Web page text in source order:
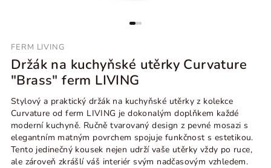
FERM LIVING
Držák na kuchyňské utěrky Curvature
"Brass" ferm LIVING
Stylový a praktický držák na kuchyňské utěrky z kolekce
Curvature od ferm LIVING je dokonalým doplňkem každé
moderní kuchyně. Ručně tvarovaný design z pevné mosazi s
elegantním matným povrchem spojuje funkčnost s estetikou.
Tento jedinečný kousek nejen udrží vaše utěrky vždy po ruce,
ale zároveň zkrášlí váš interiér svým nadčasovým vzhledem.